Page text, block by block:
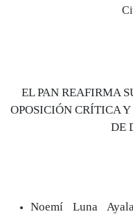
EL PAN REAFIRMA
OPOSICIÓN CRÍTICA
DE
Noemí Luna